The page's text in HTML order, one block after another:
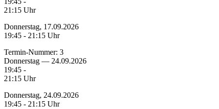
21:15 Uhr
Donnerstag, 17.09.2026
19:45 - 21:15 Uhr
Termin-Nummer: 3
Donnerstag — 24.09.2026
19:45 -
21:15 Uhr
Donnerstag, 24.09.2026
19:45 - 21:15 Uhr